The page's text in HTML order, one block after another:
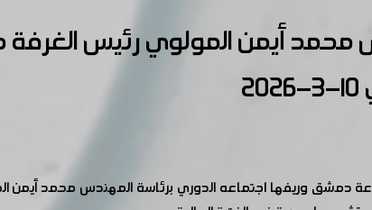
محمد أيمن المولوي رئيس
دمشق وريفها اجتماعه الدوري برئاسة المهندس محمد أيمن